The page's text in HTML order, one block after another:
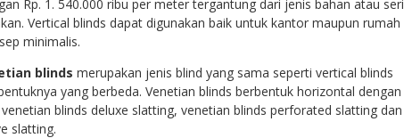
Rp. 1. 540.000 ribu per meter tergantung dari jenis bahan atau seri
Vertical blinds dapat digunakan baik untuk kantor maupun rumah
minimalis.
blinds merupakan jenis blind yang sama seperti vertical blinds
yang berbeda. Venetian blinds berbentuk horizontal dengan
blinds deluxe slatting, venetian blinds perforated slatting dan
slatting.